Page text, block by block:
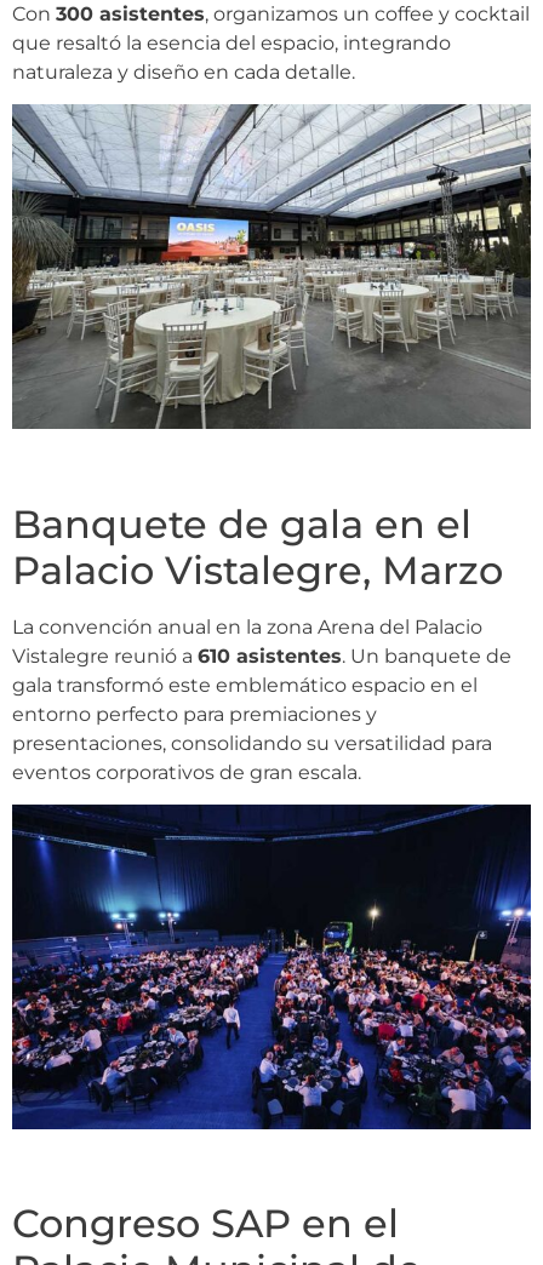
Con 300 asistentes, organizamos un coffee y cocktail
que resaltó la esencia del espacio, integrando
naturaleza y diseño en cada detalle.
Banquete de gala en el
Palacio Vistalegre, Marzo
La convención anual en la zona Arena del Palacio
Vistalegre reunió a 610 asistentes. Un banquete de
gala transformó este emblemático espacio en el
entorno perfecto para premiaciones y
presentaciones, consolidando su versatilidad para
eventos corporativos de gran escala.
Congreso SAP en el